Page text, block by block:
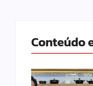
Conteúdo